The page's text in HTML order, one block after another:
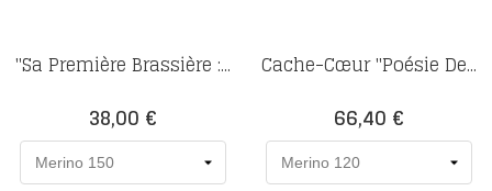
"Sa Première Brassière :...
Prix
38,00 €
Cache-Cœur "Poésie De...
Prix
66,40 €